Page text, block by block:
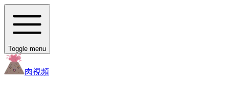
Toggle menu
肉視頻